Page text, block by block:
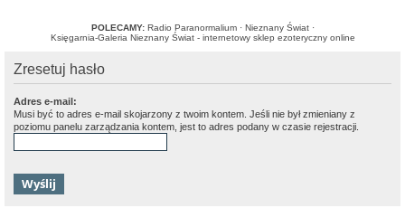
POLECAMY: Radio Paranormalium· Nieznany Świat·
Księgarnia-Galeria Nieznany Świat - internetowy sklep ezoteryczny online
Zresetuj hasło
Adres e-mail:
Musi być to adres e-mail skojarzony z twoim kontem. Jeśli nie był zmieniany z
poziomu panelu zarządzania kontem, jest to adres podany w czasie rejestracji.